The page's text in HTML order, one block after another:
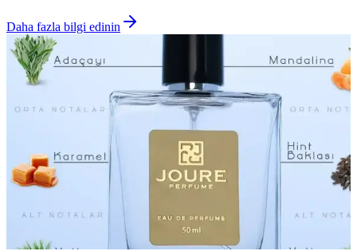
Daha fazla bilgi edinin